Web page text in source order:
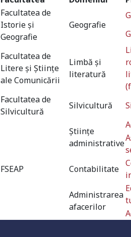
Facultatea de
Istorie și
Geografie
Geografie
Facultatea de
Litere și Științe
ale Comunicării
Limbă și
literatură
Facultatea de
Silvicultură
Silvicultură
FSEAP
Științe
administrative
Contabilitate
Administrarea
afacerilor
Universitate
Grad de